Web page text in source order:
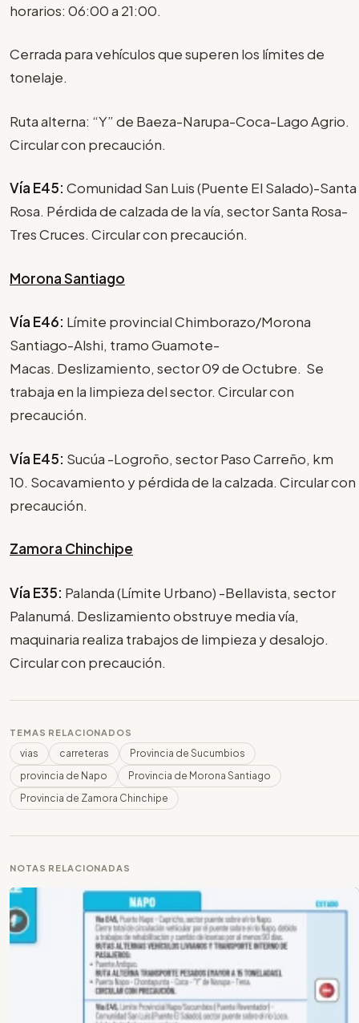
horarios: 06:00 a 21:00.
Cerrada para vehículos que superen los límites de
tonelaje.
Ruta alterna: “Y” de Baeza-Narupa-Coca-Lago Agrio.
Circular con precaución.
Vía E45: Comunidad San Luis (Puente El Salado)-Santa
Rosa. Pérdida de calzada de la vía, sector Santa Rosa-
Tres Cruces. Circular con precaución.
Morona Santiago
Vía E46: Límite provincial Chimborazo/Morona
Santiago-Alshi, tramo Guamote-
Macas. Deslizamiento, sector 09 de Octubre. Se
trabaja en la limpieza del sector. Circular con
precaución.
Vía E45: Sucúa -Logroño, sector Paso Carreño, km
10. Socavamiento y pérdida de la calzada. Circular con
precaución.
Zamora Chinchipe
Vía E35: Palanda (Límite Urbano) -Bellavista, sector
Palanumá. Deslizamiento obstruye media vía,
maquinaria realiza trabajos de limpieza y desalojo.
Circular con precaución.
TEMAS RELACIONADOS
vias carreteras
Provincia de Sucumbios
provincia de Napo
Provincia de Morona Santiago
Provincia de Zamora Chinchipe
NOTAS RELACIONADAS